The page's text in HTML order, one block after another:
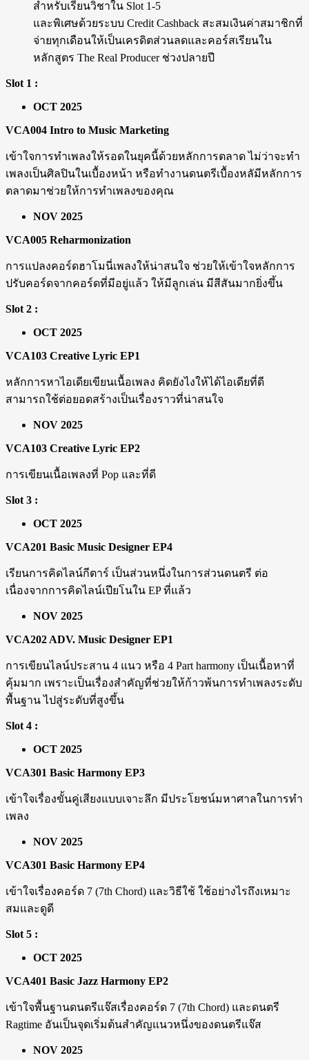
สำหรับเรียนวิชาใน Slot 1-5
และพิเศษด้วยระบบ Credit Cashback สะสมเงินค่าสมาชิกที่
จ่ายทุกเดือนให้เป็นเครดิตส่วนลดและคอร์สเรียนใน
หลักสูตร The Real Producer ช่วงปลายปี
Slot 1 :
OCT 2025
VCA004 Intro to Music Marketing
เข้าใจการทำเพลงให้รอดในยุคนี้ด้วยหลักการตลาด ไม่ว่าจะทำ
เพลงเป็นศิลปินในเบื้องหน้า หรือทำงานดนตรีเบื้องหลัมีหลักการ
ตลาดมาช่วยให้การทำเพลงของคุณ
NOV 2025
VCA005 Reharmonization
การแปลงคอร์ดฮาโมนี่เพลงให้น่าสนใจ ช่วยให้เข้าใจหลักการ
ปรับคอร์ดจากคอร์ดที่มีอยู่แล้ว ให้มีลูกเล่น มีสีสันมากยิ่งขึ้น
Slot 2 :
OCT 2025
VCA103 Creative Lyric EP1
หลักการหาไอเดียเขียนเนื้อเพลง คิดยังไงให้ได้ไอเดียที่ดี
สามารถใช้ต่อยอดสร้างเป็นเรื่องราวที่น่าสนใจ
NOV 2025
VCA103 Creative Lyric EP2
การเขียนเนื้อเพลงที่ Pop และที่ดี
Slot 3 :
OCT 2025
VCA201 Basic Music Designer EP4
เรียนการคิดไลน์กีตาร์ เป็นส่วนหนึ่งในการส่วนดนตรี ต่อ
เนื่องจากการคิดไลน์เปียโนใน EP ที่แล้ว
NOV 2025
VCA202 ADV. Music Designer EP1
การเขียนไลน์ประสาน 4 แนว หรือ 4 Part harmony เป็นเนื้อหาที่
คุ้มมาก เพราะเป็นเรื่องสำคัญที่ช่วยให้ก้าวพ้นการทำเพลงระดับ
พื้นฐาน ไปสู่ระดับที่สูงขึ้น
Slot 4 :
OCT 2025
VCA301 Basic Harmony EP3
เข้าใจเรื่องขั้นคู่เสียงแบบเจาะลึก มีประโยชน์มหาศาลในการทำ
เพลง
NOV 2025
VCA301 Basic Harmony EP4
เข้าใจเรื่องคอร์ด 7 (7th Chord) และวิธีใช้ ใช้อย่างไรถึงเหมาะ
สมและดูดี
Slot 5 :
OCT 2025
VCA401 Basic Jazz Harmony EP2
เข้าใจพื้นฐานดนตรีแจ๊สเรื่องคอร์ด 7 (7th Chord) และดนตรี
Ragtime อันเป็นจุดเริ่มต้นสำคัญแนวหนึ่งของดนตรีแจ๊ส
NOV 2025